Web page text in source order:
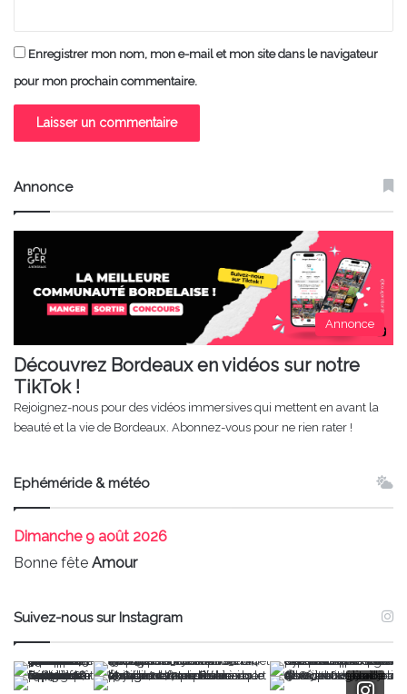
Enregistrer mon nom, mon e-mail et mon site dans le navigateur
pour mon prochain commentaire.
Annonce
Annonce
Découvrez Bordeaux en vidéos sur notre
TikTok !
Rejoignez-nous pour des vidéos immersives qui mettent en avant la
beauté et la vie de Bordeaux. Abonnez-vous pour ne rien rater !
Ephéméride & météo
Dimanche9 août 2026
Bonne fête Amour
Suivez-nous sur Instagram